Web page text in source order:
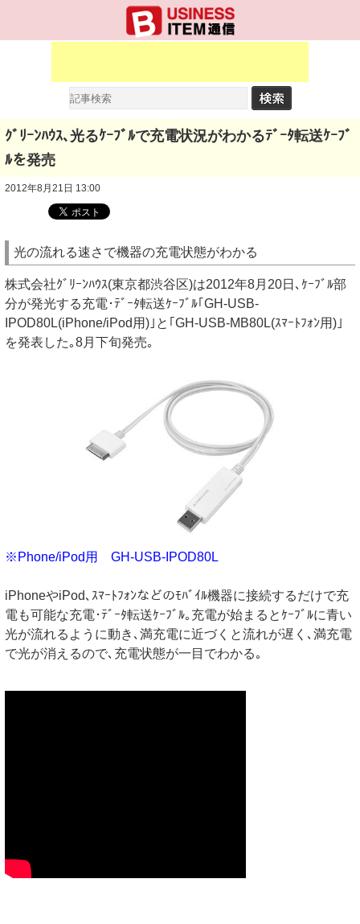
ｸﾞﾘｰﾝﾊｳｽ､光るｹｰﾌﾞﾙで充電状況がわかるﾃﾞｰﾀ転送ｹｰﾌﾞ
ﾙを発売
2012年8月21日 13:00
光の流れる速さで機器の充電状態がわかる
株式会社ｸﾞﾘｰﾝﾊｳｽ(東京都渋谷区)は2012年8月20日､ｹｰﾌﾞﾙ部
分が発光する充電･ﾃﾞｰﾀ転送ｹｰﾌﾞﾙ｢GH-USB-
IPOD80L(iPhone/iPod用)｣と｢GH-USB-MB80L(ｽﾏｰﾄﾌｫﾝ用)｣
を発表した｡8月下旬発売｡
※Phone/iPod用 GH-USB-IPOD80L
iPhoneやiPod､ｽﾏｰﾄﾌｫﾝなどのﾓﾊﾞｲﾙ機器に接続するだけで充
電も可能な充電･ﾃﾞｰﾀ転送ｹｰﾌﾞﾙ｡充電が始まるとｹｰﾌﾞﾙに青い
光が流れるように動き､満充電に近づくと流れが遅く､満充電
で光が消えるので､充電状態が一目でわかる｡